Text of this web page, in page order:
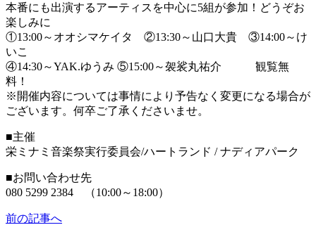
本番にも出演するアーティスを中心に5組が参加！どうぞお
楽しみに
①13:00～オオシマケイタ ②13:30～山口大貴 ③14:00～け
いこ
④14:30～YAK.ゆうみ ⑤15:00～袈裟丸祐介 観覧無
料！
※開催内容については事情により予告なく変更になる場合が
ございます。何卒ご了承くださいませ。
■主催
栄ミナミ音楽祭実行委員会/ハートランド / ナディアパーク
■お問い合わせ先
080 5299 2384 （10:00～18:00）
前の記事へ